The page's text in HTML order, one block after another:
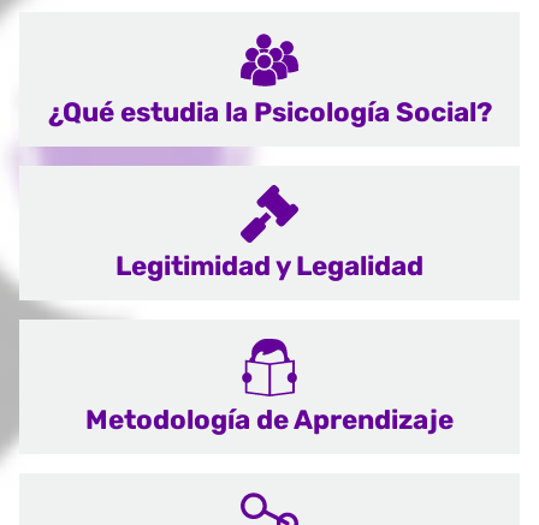
¿Qué estudia la Psicología Social?
Legitimidad y Legalidad
Metodología de Aprendizaje